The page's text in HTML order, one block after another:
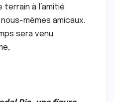
terrain à l’amitié
mêmes amicaux.
sera venu